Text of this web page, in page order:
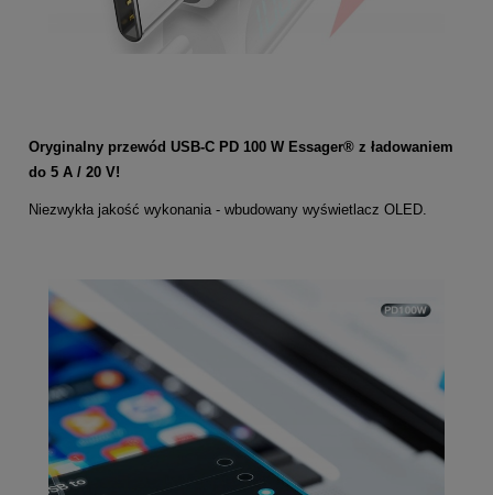
Oryginalny przewód USB-C PD 100 W Essager® z ładowaniem
do 5 A / 20 V!
Niezwykła jakość wykonania - wbudowany wyświetlacz OLED.